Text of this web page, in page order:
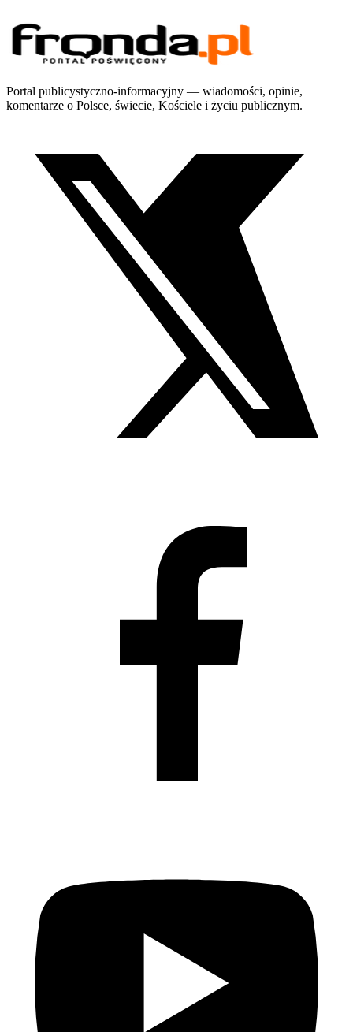
Portal publicystyczno-informacyjny — wiadomości, opinie,
komentarze o Polsce, świecie, Kościele i życiu publicznym.